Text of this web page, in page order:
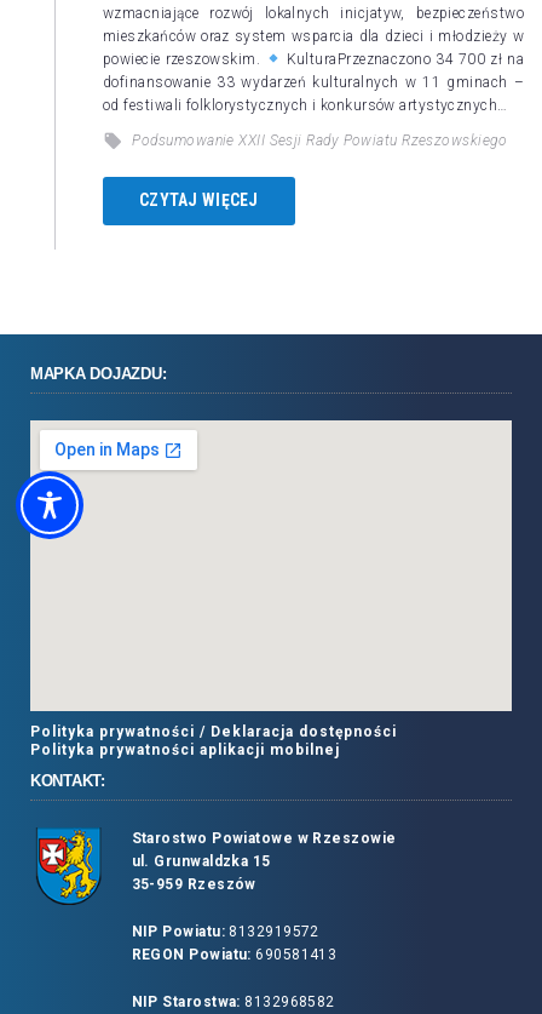
wzmacniające rozwój lokalnych inicjatyw, bezpieczeństwo
mieszkańców oraz system wsparcia dla dzieci i młodzieży w
powiecie rzeszowskim.
KulturaPrzeznaczono 34 700 zł na
dofinansowanie 33 wydarzeń kulturalnych w 11 gminach –
od festiwali folklorystycznych i konkursów artystycznych…
Podsumowanie XXII Sesji Rady Powiatu Rzeszowskiego
CZYTAJ WIĘCEJ
MAPKA DOJAZDU:
Polityka prywatności / Deklaracja dostępności
Polityka prywatności aplikacji mobilnej
KONTAKT:
Starostwo Powiatowe w Rzeszowie
ul. Grunwaldzka 15
35-959 Rzeszów
NIP Powiatu:8132919572
REGON Powiatu: 690581413
NIP Starostwa: 8132968582